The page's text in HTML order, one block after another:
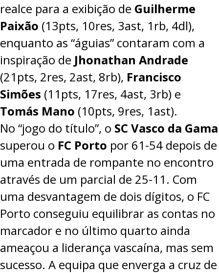
realce para a exibição de Guilherme
Paixão (13pts, 10res, 3ast, 1rb, 4dl),
enquanto as “águias” contaram com a
inspiração de Jhonathan Andrade
(21pts, 2res, 2ast, 8rb), Francisco
Simões (11pts, 17res, 4ast, 3rb) e
Tomás Mano (10pts, 9res, 1ast).
No “jogo do título”, o SC Vasco da Gama
superou o FC Porto por 61-54 depois de
uma entrada de rompante no encontro
através de um parcial de 25-11. Com
uma desvantagem de dois dígitos, o FC
Porto conseguiu equilibrar as contas no
marcador e no último quarto ainda
ameaçou a liderança vascaína, mas sem
sucesso. A equipa que enverga a cruz de